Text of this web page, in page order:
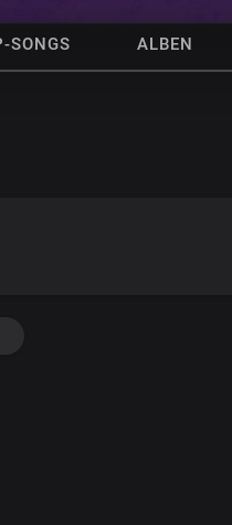
SONGS ALBEN